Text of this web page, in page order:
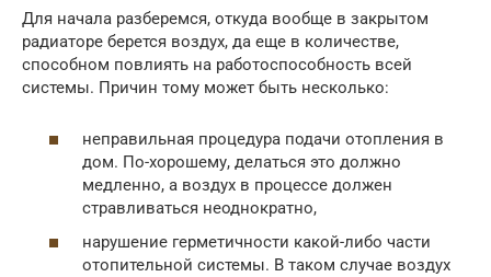
Для начала разберемся, откуда вообще в закрытом
радиаторе берется воздух, да еще в количестве,
способном повлиять на работоспособность всей
системы. Причин тому может быть несколько:
неправильная процедура подачи отопления в
дом. По-хорошему, делаться это должно
медленно, а воздух в процессе должен
стравливаться неоднократно,
нарушение герметичности какой-либо части
отопительной системы. В таком случае воздух